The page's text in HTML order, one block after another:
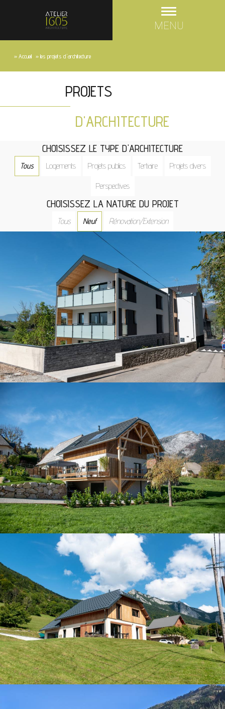
MENU
» Accueil » les projets d'architecture
PROJETS
D'ARCHITECTURE
CHOISISSEZ LE TYPE D'ARCHITECTURE
Tous Logements Projets publics Tertiaire Projets divers
Perspectives
CHOISISSEZ LA NATURE DU PROJET
Tous Neuf Rénovation/Extension